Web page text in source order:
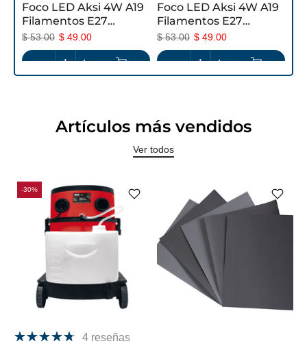
Foco LED Aksi 4W A19
Filamentos E27
Bombilla Traslúcida
Azul
$ 53.00 $ 49.00
Foco LED Aksi 4W A19
Filamentos E27
Traslúcida Verde
$ 53.00 $ 49.00
Artículos más vendidos
Ver todos
-30%
4 reseñas